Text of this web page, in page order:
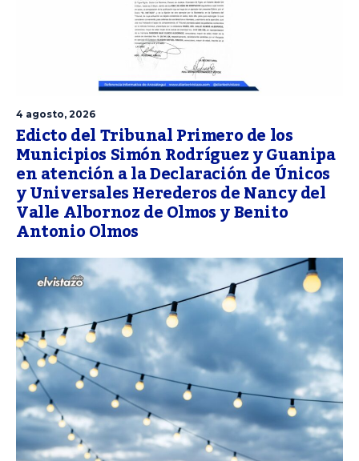
4 agosto, 2026
Edicto del Tribunal Primero de los
Municipios Simón Rodríguez y Guanipa
en atención a la Declaración de Únicos
y Universales Herederos de Nancy del
Valle Albornoz de Olmos y Benito
Antonio Olmos